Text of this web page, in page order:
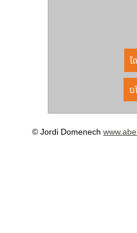
ល្
ប
© Jordi Domenech